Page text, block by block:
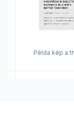
Példa kép a